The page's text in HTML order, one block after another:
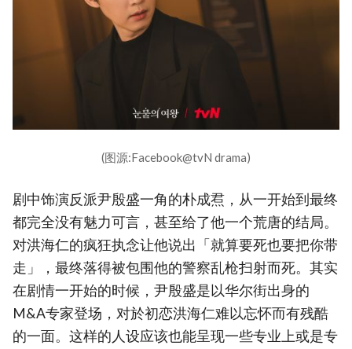
(图源:Facebook@tvN drama)
剧中饰演反派尹殷盛一角的朴成焄，从一开始到最终
都完全没有魅力可言，甚至给了他一个荒唐的结局。
对洪海仁的疯狂执念让他说出「就算要死也要把你带
走」，最终落得被包围他的警察乱枪扫射而死。其实
在剧情一开始的时候，尹殷盛是以华尔街出身的
M&A专家登场，对於初恋洪海仁难以忘怀而有残酷
的一面。这样的人设应该也能呈现一些专业上或是专